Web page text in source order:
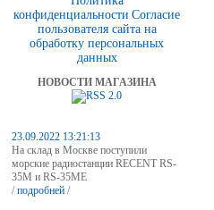
конфиденциальности Согласие
пользователя сайта на
обработку персональных
данных
НОВОСТИ МАГАЗИНА
23.09.2022 13:21:13
На склад в Москве поступили
морские радиостанции RECENT RS-
35M и RS-35ME
/подробней /